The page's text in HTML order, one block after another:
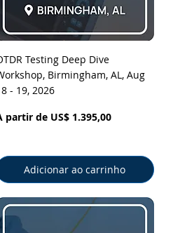
Visualização rápida
Testing Deep Dive
Birmingham, AL, Aug
- 19, 2026
partir de US$ 1.395,00
promocional
Adicionar ao carrinho